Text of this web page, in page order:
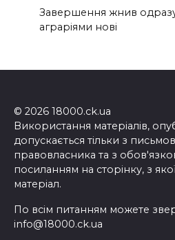
Завершення жнив
аграріями нові
© 2026 18000.ck.ua
Використання матеріалів,
допускається тільки з
правовласника та з
посиланням на сторінку, з
матеріал.
По всім питанням можете
info@18000.ck.ua